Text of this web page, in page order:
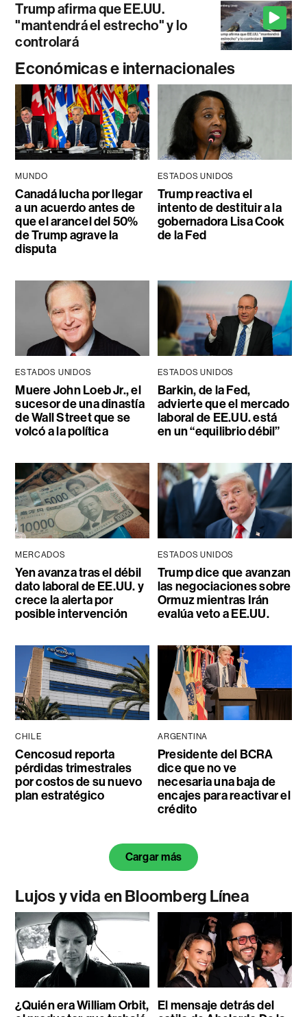
Trump afirma que EE.UU.
"mantendrá el estrecho" y lo
controlará
Económicas e internacionales
MUNDO
Canadá lucha por llegar
a un acuerdo antes de
que el arancel del 50%
de Trump agrave la
disputa
ESTADOS UNIDOS
Trump reactiva el
intento de destituir a la
gobernadora Lisa Cook
de la Fed
ESTADOS UNIDOS
Muere John Loeb Jr., el
sucesor de una dinastía
de Wall Street que se
volcó a la política
ESTADOS UNIDOS
Barkin, de la Fed,
advierte que el mercado
laboral de EE.UU. está
en un “equilibrio débil”
MERCADOS
Yen avanza tras el débil
dato laboral de EE.UU. y
crece la alerta por
posible intervención
ESTADOS UNIDOS
Trump dice que avanzan
las negociaciones sobre
Ormuz mientras Irán
evalúa veto a EE.UU.
CHILE
Cencosud reporta
pérdidas trimestrales
por costos de su nuevo
plan estratégico
ARGENTINA
Presidente del BCRA
dice que no ve
necesaria una baja de
encajes para reactivar el
crédito
Cargar más
Lujos y vida en Bloomberg Línea
¿Quién era William Orbit,
El mensaje detrás del